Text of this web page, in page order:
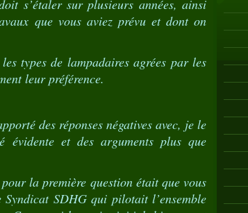
s’étaler sur plusieurs années, ainsi
que vous aviez prévu et dont on
types de lampadaires agrées par les
leur préférence.
des réponses négatives avec, je le
évidente et des arguments plus que
la première question était que vous
SDHG qui pilotait l’ensemble